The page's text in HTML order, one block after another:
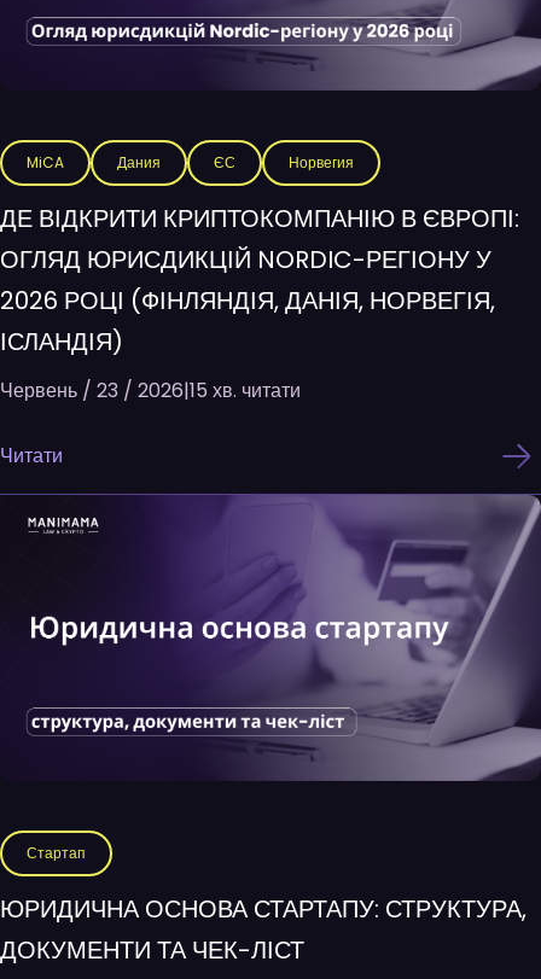
MiCA Дания ЄС Норвегия
ДЕ ВІДКРИТИ КРИПТОКОМПАНІЮ В ЄВРОПІ:
ОГЛЯД ЮРИСДИКЦІЙ NORDIC-РЕГІОНУ У
2026 РОЦІ (ФІНЛЯНДІЯ, ДАНІЯ, НОРВЕГІЯ,
ІСЛАНДІЯ)
Червень / 23 / 2026|15 хв. читати
Читати
Стартап
ЮРИДИЧНА ОСНОВА СТАРТАПУ: СТРУКТУРА,
ДОКУМЕНТИ ТА ЧЕК-ЛІСТ